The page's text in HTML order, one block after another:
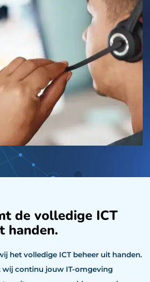
de volledige ICT
handen.
het volledige ICT beheer uit handen.
wij continu jouw IT-omgeving